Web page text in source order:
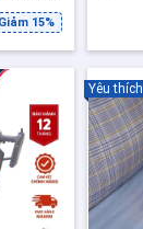
Giảm 15%
Yêu thích